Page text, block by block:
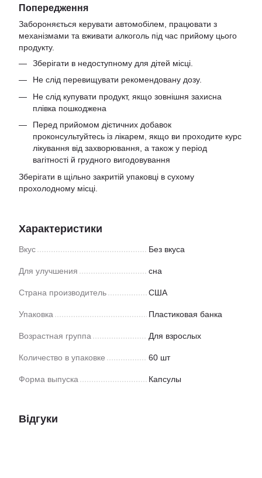
Попередження
Забороняється керувати автомобілем, працювати з
механізмами та вживати алкоголь під час прийому цього
продукту.
Зберігати в недоступному для дітей місці.
Не слід перевищувати рекомендовану дозу.
Не слід купувати продукт, якщо зовнішня захисна
плівка пошкоджена
Перед прийомом дієтичних добавок
проконсультуйтесь із лікарем, якщо ви проходите курс
лікування від захворювання, а також у період
вагітності й грудного вигодовування
Зберігати в щільно закритій упаковці в сухому
прохолодному місці.
Характеристики
Вкус Без вкуса
Для улучшения сна
Страна производитель США
Упаковка Пластиковая банка
Возрастная группа Для взрослых
Количество в упаковке 60 шт
Форма выпуска Капсулы
Відгуки